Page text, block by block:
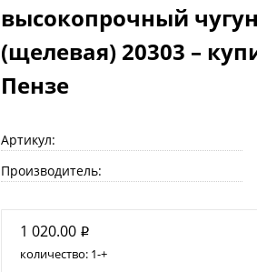
высокопрочный
(щелевая) 20303 –
Пензе
Артикул:
Производитель:
1 020.00 i
количество: 1 +